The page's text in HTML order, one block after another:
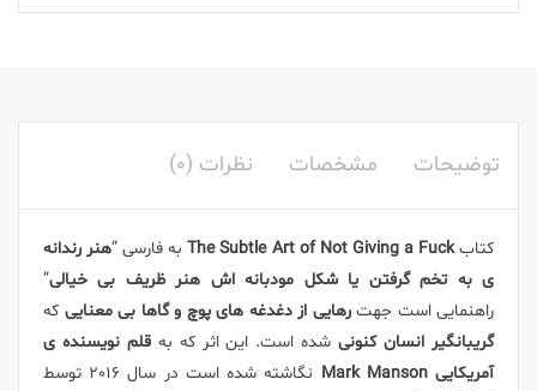
توضیحات مشخصات نظرات (0)
کتابThe Subtle Art of Not Giving a Fuckبه فارسی “هنر رندانه
ی به تخم گرفتن یا شکل مودبانه اش هنر ظریف بی خیالی”
راهنمایی است جهترهایی از دغدغه های پوچ و گاها بی معنایی که
گریبانگیر انسان کنونیشده است. این اثر که بهقلم نویسنده ی
آمریکایی Mark Manson
نگاشته شده است در سال 2016 توسط